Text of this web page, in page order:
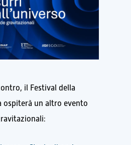
il Festival della
ospiterà un altro evento